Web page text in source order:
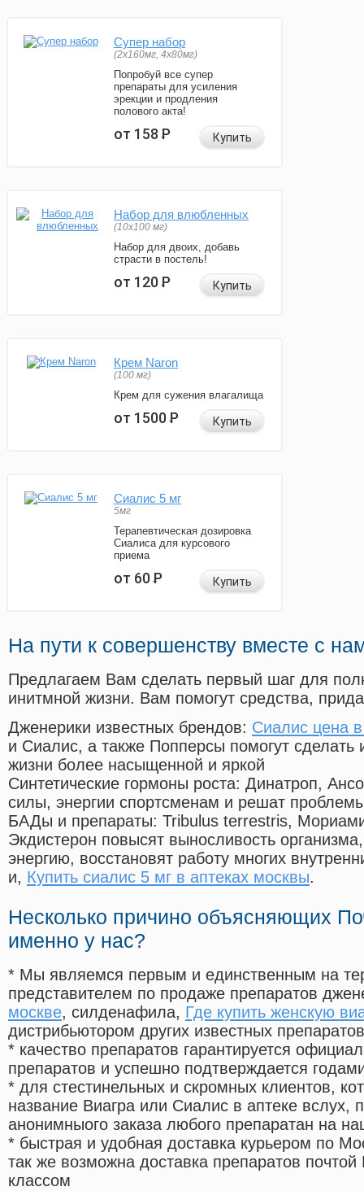
Супер набор
(2х160мг, 4х80мг)
Попробуй все супер
препараты для усиления
эрекции и продления
полового акта!
от 158Р Купить
Набор для влюбленных
(10х100 мг)
Набор для двоих, добавь
страсти в постель!
от 120Р Купить
Крем Naron
(100 мг)
Крем для сужения влагалища
от 1500Р Купить
Сиалис 5 мг
5мг
Терапевтическая дозировка
Сиалиса для курсового
приема
от 60Р Купить
На пути к совершенству вместе с
Предлагаем Вам сделать первый шаг для
инитмной жизни. Вам помогут средства,
Дженерики известных брендов: Сиалис цена
и Сиалис, а также Попперсы помогут
жизни более насыщенной и яркой
Синтетические гормоны роста: Динатроп,
силы, энергии спортсменам и решат
БАДы и препараты: Tribulus terrestris,
Экдистерон повысят выносливость
энергию, восстановят работу многих
и, Купить сиалис 5 мг в аптеках москвы.
Несколько причино объясняющих
именно у нас?
* Мы являемся первым и единственным на
представителем по продаже препаратов
москве, силденафила, Где купить женскую
дистрибьютором других известных препаратов
* качество препаратов гарантируется
препаратов и успешно подтверждается
* для стестинельных и скромных клиентов,
название Виагра или Сиалис в аптеке вслух,
анонимныого заказа любого препаратан на
* быстрая и удобная доставка курьером по
так же возможна доставка препаратов
классом